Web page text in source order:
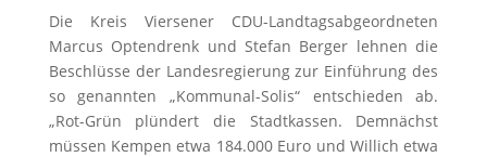
Die Kreis Viersener CDU-Landtagsabgeordneten
Marcus Optendrenk und Stefan Berger lehnen die
Beschlüsse der Landesregierung zur Einführung des
so genannten „Kommunal-Solis“ entschieden ab.
„Rot-Grün plündert die Stadtkassen. Demnächst
müssen Kempen etwa 184.000 Euro und Willich etwa